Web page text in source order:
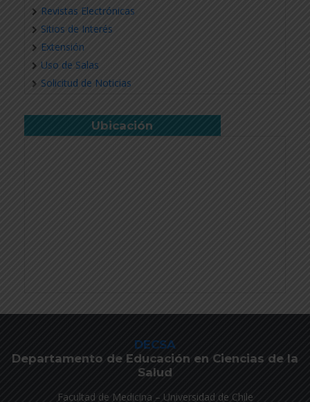
Revistas Electrónicas
Sitios de Interés
Extensión
Uso de Salas
Solicitud de Noticias
Ubicación
DECSA
Departamento de Educación en Ciencias de la
Salud
Facultad de Medicina – Universidad de Chile